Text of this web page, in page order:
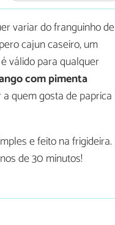
variar do franguinho de
cajun caseiro, um
válido para qualquer
com pimenta
quem gosta de paprica
e feito na frigideira.
de 30 minutos!